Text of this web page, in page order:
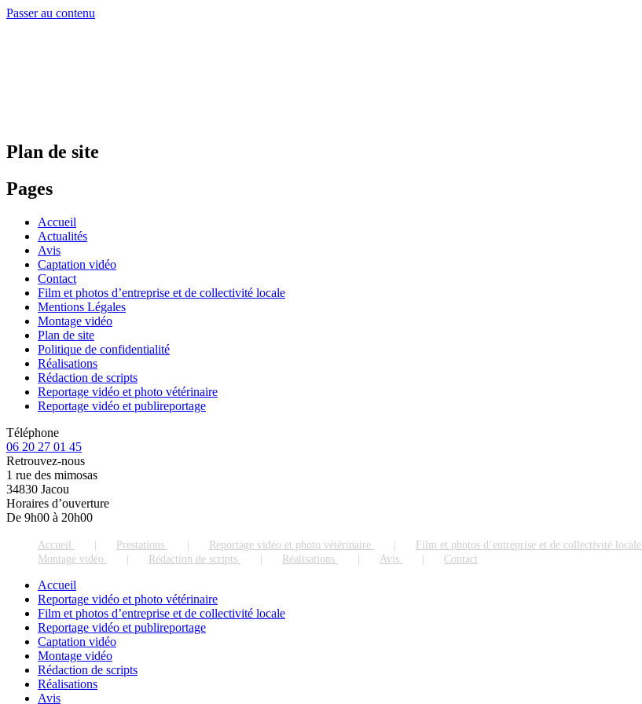
Passer au contenu
Plan de site
Pages
Accueil
Actualités
Avis
Captation vidéo
Contact
Film et photos d’entreprise et de collectivité locale
Mentions Légales
Montage vidéo
Plan de site
Politique de confidentialité
Réalisations
Rédaction de scripts
Reportage vidéo et photo vétérinaire
Reportage vidéo et publireportage
Téléphone
06 20 27 01 45
Retrouvez-nous
1 rue des mimosas
34830 Jacou
Horaires d’ouverture
De 9h00 à 20h00
Accueil Prestations Reportage vidéo et photo vétérinaire Film et photos d’entreprise et de collectivité locale
Montage vidéo
Rédaction de scripts Réalisations Avis Contact
Accueil
Reportage vidéo et photo vétérinaire
Film et photos d’entreprise et de collectivité locale
Reportage vidéo et publireportage
Captation vidéo
Montage vidéo
Rédaction de scripts
Réalisations
Avis